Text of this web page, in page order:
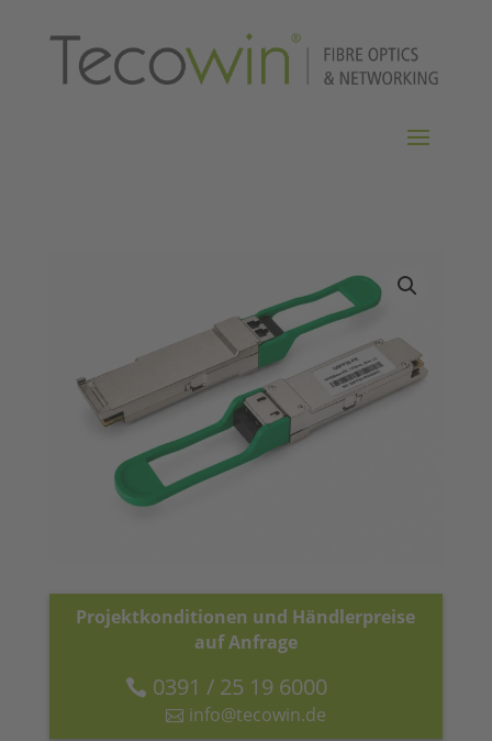
Projektkonditionen und Händlerpreise
auf Anfrage
0391 / 25 19 6000
info@tecowin.de